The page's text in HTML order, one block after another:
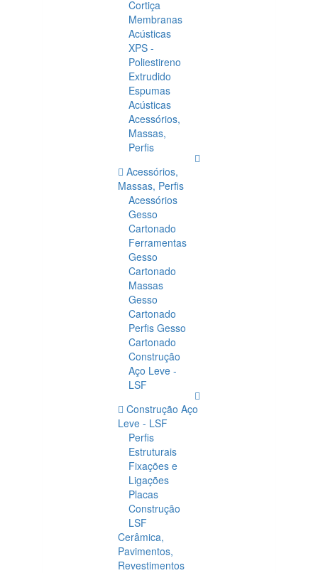
Cortiça
Membranas
Acústicas
XPS -
Poliestireno
Extrudido
Espumas
Acústicas
Acessórios,
Massas,
Perfis
Acessórios,
Massas, Perfis
Acessórios
Gesso
Cartonado
Ferramentas
Gesso
Cartonado
Massas
Gesso
Cartonado
Perfis Gesso
Cartonado
Construção
Aço Leve -
LSF
Construção Aço
Leve - LSF
Perfis
Estruturais
Fixações e
Ligações
Placas
Construção
LSF
Cerâmica,
Pavimentos,
Revestimentos